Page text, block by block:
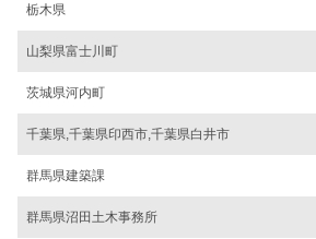
栃木県
山梨県富士川町
茨城県河内町
千葉県,千葉県印西市,千葉県白井市
群馬県建築課
群馬県沼田土木事務所